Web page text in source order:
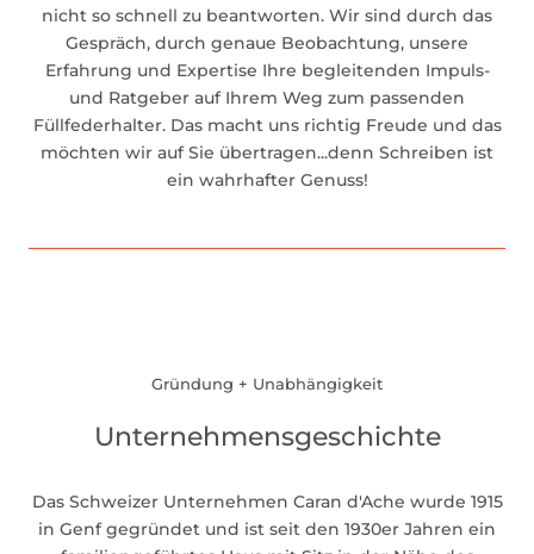
nicht so schnell zu beantworten. Wir sind durch das
Gespräch, durch genaue Beobachtung, unsere
Erfahrung und Expertise Ihre begleitenden Impuls-
und Ratgeber auf Ihrem Weg zum passenden
Füllfederhalter. Das macht uns richtig Freude und das
möchten wir auf Sie übertragen...denn Schreiben ist
ein wahrhafter Genuss!
Gründung + Unabhängigkeit
Unternehmensgeschichte
Das Schweizer Unternehmen Caran d'Ache wurde 1915
in Genf gegründet und ist seit den 1930er Jahren ein